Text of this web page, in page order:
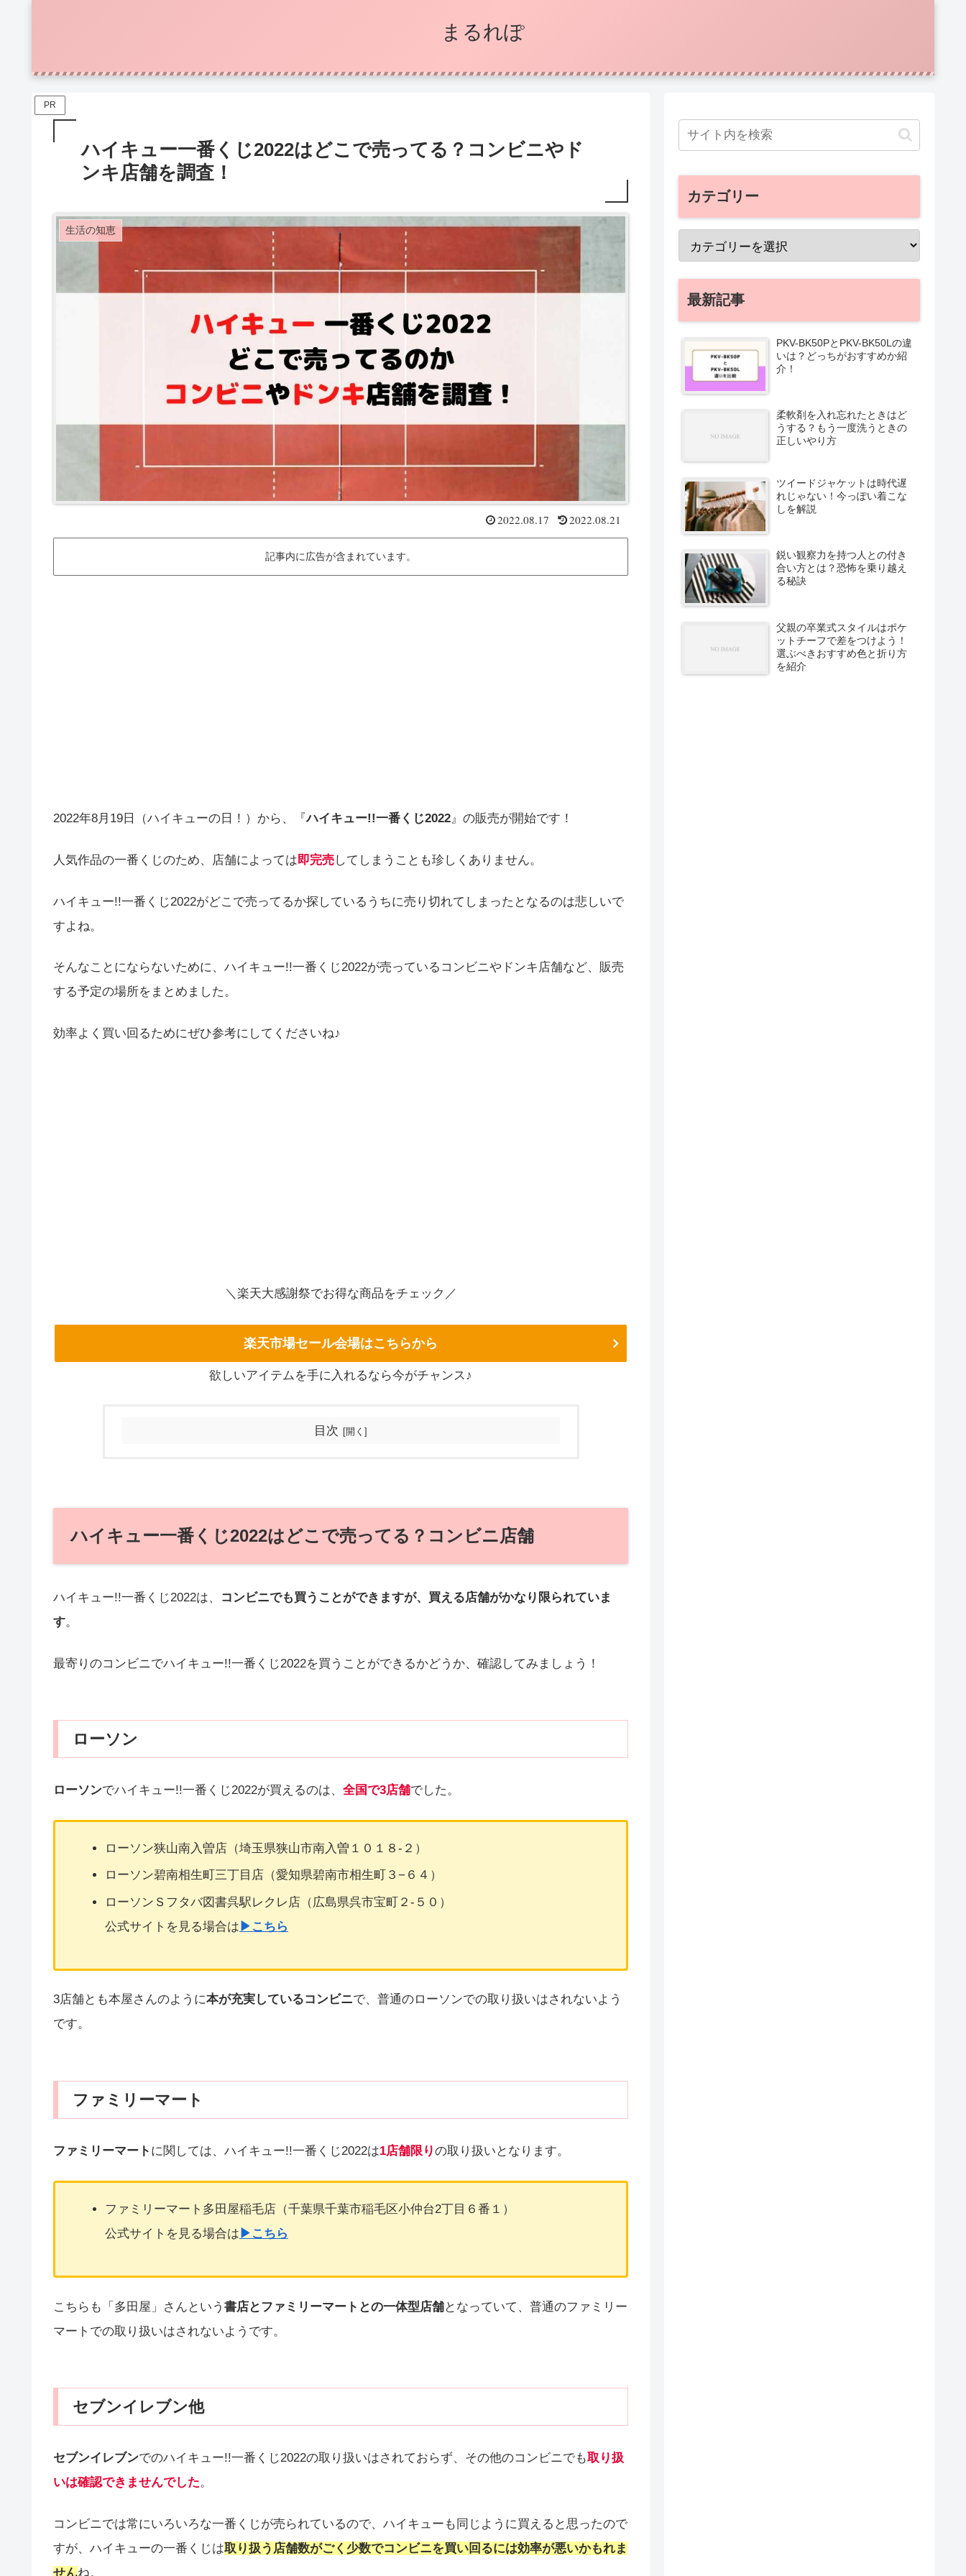
まるれぽ
PR
ハイキュー一番くじ2022はどこで売ってる？コンビニやド
ンキ店舗を調査！
生活の知恵
2022.08.17 2022.08.21
記事内に広告が含まれています。
2022年8月19日（ハイキューの日！）から、『ハイキュー!!一番くじ2022』の販売が開始です！
人気作品の一番くじのため、店舗によっては即完売してしまうことも珍しくありません。
ハイキュー!!一番くじ2022がどこで売ってるか探しているうちに売り切れてしまったとなるのは悲しいで
すよね。
そんなことにならないために、ハイキュー!!一番くじ2022が売っているコンビニやドンキ店舗など、販売
する予定の場所をまとめました。
効率よく買い回るためにぜひ参考にしてくださいね♪
＼楽天大感謝祭でお得な商品をチェック／
楽天市場セール会場はこちらから
欲しいアイテムを手に入れるなら今がチャンス♪
目次
ハイキュー一番くじ2022はどこで売ってる？コンビニ店舗
ハイキュー!!一番くじ2022は、
コンビニでも買うことができますが、買える店舗がかなり限られていま
す。
最寄りのコンビニでハイキュー!!一番くじ2022を買うことができるかどうか、確認してみましょう！
ローソン
ローソンでハイキュー!!一番くじ2022が買えるのは、 全国で3店舗でした。
ローソン狭山南入曽店（埼玉県狭山市南入曽１０１８‐２）
ローソン碧南相生町三丁目店（愛知県碧南市相生町３−６４）
ローソンＳフタバ図書呉駅レクレ店（広島県呉市宝町２‐５０）
公式サイトを見る場合は ▶こちら
3店舗とも本屋さんのように本が充実しているコンビニで、普通のローソンでの取り扱いはされないよう
です。
ファミリーマート
ファミリーマート に関しては、ハイキュー!!一番くじ2022は1店舗限りの取り扱いとなります。
ファミリーマート多田屋稲毛店（千葉県千葉市稲毛区小仲台2丁目６番１）
公式サイトを見る場合は ▶こちら
こちらも「多田屋」さんという 書店とファミリーマートとの一体型店舗となっていて、普通のファミリー
マートでの取り扱いはされないようです。
セブンイレブン他
セブンイレブンでのハイキュー!!一番くじ2022の取り扱いはされておらず、その他のコンビニでも取り扱
いは確認できませんでした。
コンビニでは常にいろいろな一番くじが売られているので、ハイキューも同じように買えると思ったので
すが、ハイキューの一番くじは取り扱う店舗数がごく少数でコンビニを買い回るには効率が悪いかもれま
せんね。
カテゴリー
最新記事
PKV-BK50PとPKV-BK50Lの違
いは？どっちがおすすめか紹
介！
柔軟剤を入れ忘れたときはど
うする？もう一度洗うときの
正しいやり方
ツイードジャケットは時代遅
れじゃない！今っぽい着こな
しを解説
鋭い観察力を持つ人との付き
合い方とは？恐怖を乗り越え
る秘訣
父親の卒業式スタイルはポケ
ットチーフで差をつけよう！
選ぶべきおすすめ色と折り方
を紹介